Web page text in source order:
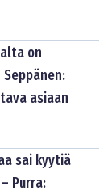
on
asiaan
sai kyytiä
Purra: